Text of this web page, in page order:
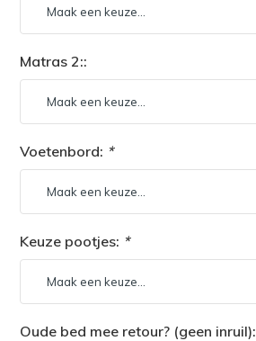
Matras 2::
Voetenbord: *
Keuze pootjes: *
Oude bed mee retour? (geen inruil):